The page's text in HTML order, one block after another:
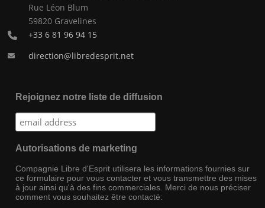
Rue Léon Blum
59820 Gravelines
+33 6 81 96 94 15
direction@libredesprit.net
Rejoignez notre liste de diffusion
Autorisations de marketing
Compagnie Libre d'Esprit utilisera les informations fournies sur
ce formulaire pour vous contacter et vous transmettre des mises
à jour ainsi qu'à des fins commerciales. Merci de nous préciser
comment vous souhaitez être contacté: